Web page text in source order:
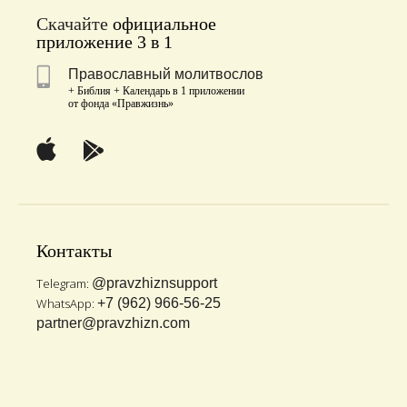
Скачайте официальное
приложение 3 в 1
Православный молитвослов
+ Библия + Календарь в 1 приложении
от фонда «Правжизнь»
Контакты
Telegram: @pravzhiznsupport
WhatsApp: +7 (962) 966-56-25
partner@pravzhizn.com